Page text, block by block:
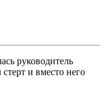
руководитель
и вместо него